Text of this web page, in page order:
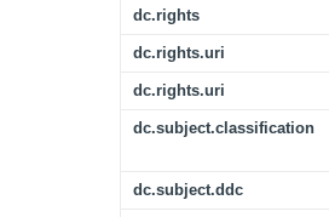
dc.rights
dc.rights.uri
dc.rights.uri
dc.subject.classification
dc.subject.ddc